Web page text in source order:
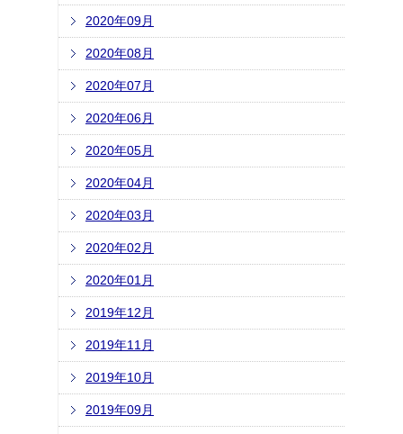
2020年09月
2020年08月
2020年07月
2020年06月
2020年05月
2020年04月
2020年03月
2020年02月
2020年01月
2019年12月
2019年11月
2019年10月
2019年09月